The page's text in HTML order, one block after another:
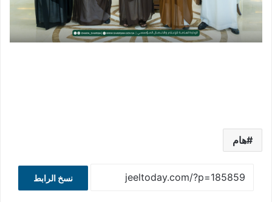
هام
نسخ الرابط